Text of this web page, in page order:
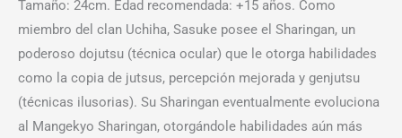
Tamaño: 24cm. Edad recomendada: +15 años. Como
miembro del clan Uchiha, Sasuke posee el Sharingan, un
poderoso dojutsu (técnica ocular) que le otorga habilidades
como la copia de jutsus, percepción mejorada y genjutsu
(técnicas ilusorias). Su Sharingan eventualmente evoluciona
al Mangekyo Sharingan, otorgándole habilidades aún más